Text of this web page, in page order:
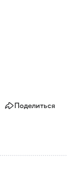
Поделиться